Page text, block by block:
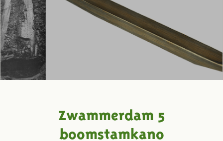
Zwammerdam 5
boomstamkano